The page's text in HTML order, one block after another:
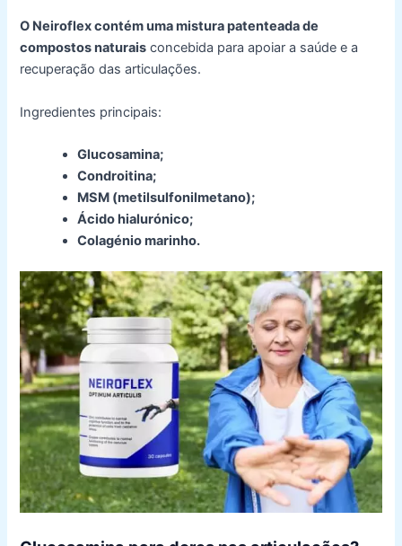
O Neiroflex contém uma mistura patenteada de
compostos naturais concebida para apoiar a saúde e a
recuperação das articulações.
Ingredientes principais:
Glucosamina;
Condroitina;
MSM (metilsulfonilmetano);
Ácido hialurónico;
Colagénio marinho.